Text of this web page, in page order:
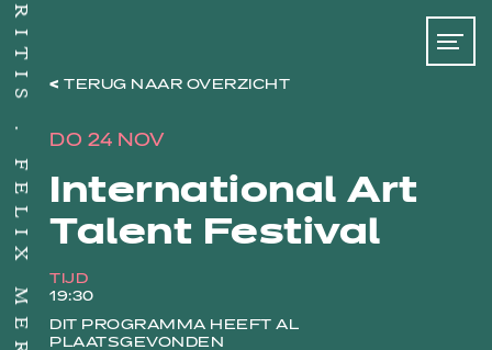
FELIX MERITIS
TERUG NAAR OVERZICHT
DO 24 NOV
International Art
Talent Festival
TIJD
19:30
DIT PROGRAMMA HEEFT AL
PLAATSGEVONDEN